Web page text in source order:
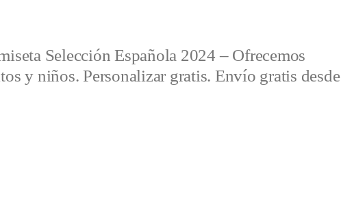
Selección Española 2024 – Ofrecemos
y niños. Personalizar gratis. Envío gratis desde